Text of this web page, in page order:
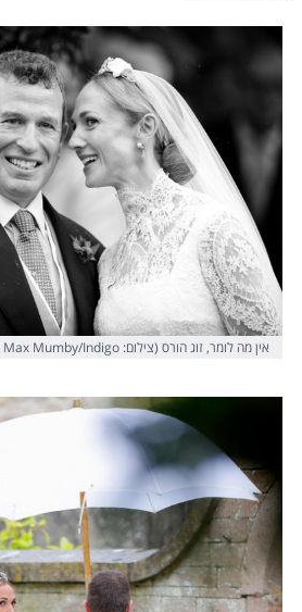
אין מה לומר, זוג הורס (צילום: Max Mumby/Indigo לגטי אימג'ס)